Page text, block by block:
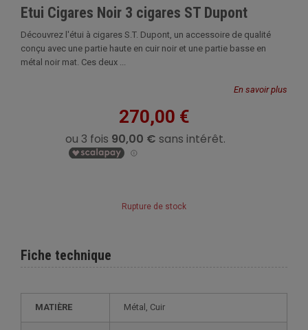
Etui Cigares Noir 3 cigares ST Dupont
Découvrez l'étui à cigares S.T. Dupont, un accessoire de qualité
conçu avec une partie haute en cuir noir et une partie basse en
métal noir mat. Ces deux ...
En savoir plus
270,00 €
Rupture de stock
Fiche technique
MATIÈRE Métal, Cuir